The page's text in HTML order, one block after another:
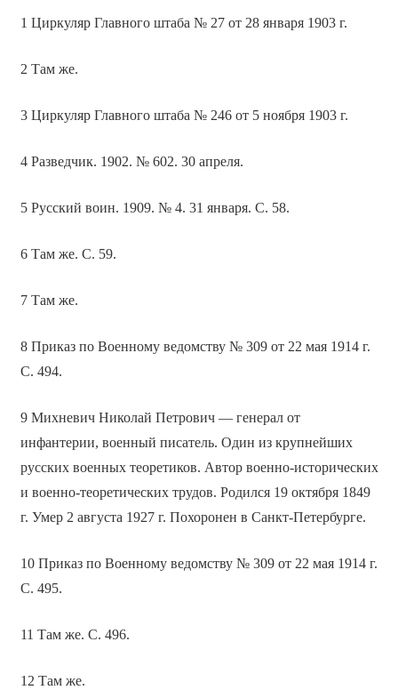
1 Циркуляр Главного штаба № 27 от 28 января 1903 г.
2 Там же.
3 Циркуляр Главного штаба № 246 от 5 ноября 1903 г.
4 Разведчик. 1902. № 602. 30 апреля.
5 Русский воин. 1909. № 4. 31 января. С. 58.
6 Там же. С. 59.
7 Там же.
8 Приказ по Военному ведомству № 309 от 22 мая 1914 г.
С. 494.
9 Михневич Николай Петрович — генерал от
инфантерии, военный писатель. Один из крупнейших
русских военных теоретиков. Автор военно-исторических
и военно-теоретических трудов. Родился 19 октября 1849
г. Умер 2 августа 1927 г. Похоронен в Санкт-Петербурге.
10 Приказ по Военному ведомству № 309 от 22 мая 1914 г.
С. 495.
11 Там же. С. 496.
12 Там же.